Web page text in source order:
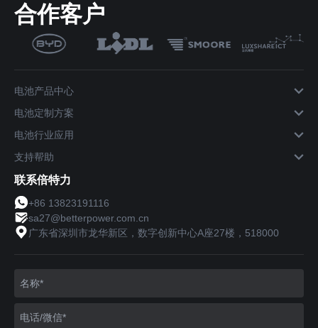
合作客户
电池产品中心
电池定制方案
电池行业应用
支持帮助
联系倍特力
+86 13823191116
sa27@betterpower.com.cn
广东省深圳市龙华新区，数字创新中心A座27楼，518000